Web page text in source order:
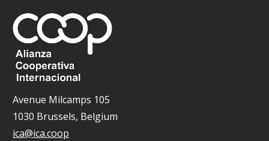
Avenue Milcamps 105
1030 Brussels, Belgium
ica@ica.coop